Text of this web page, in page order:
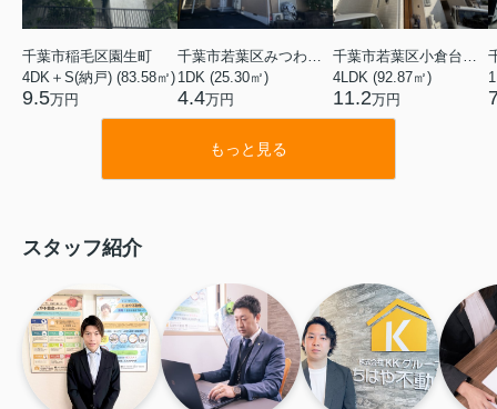
千葉市稲毛区園生町
4DK＋S(納戸) (83.58㎡)
9.5万円
1DK (25.30㎡)
4.4万円
4LDK (92.87㎡)
11.2万円
もっと見る
スタッフ紹介